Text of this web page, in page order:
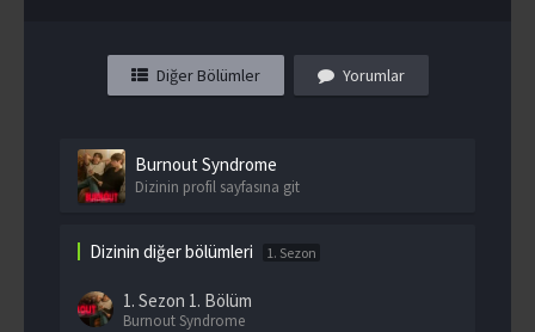
Diğer Bölümler Yorumlar
Burnout Syndrome
Dizinin profil sayfasına git
Dizinin diğer bölümleri 1. Sezon
1. Sezon 1. Bölüm
Burnout Syndrome